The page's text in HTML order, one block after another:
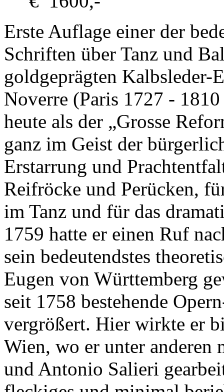
Erste Auflage einer der
Schriften über Tanz und
goldgeprägten Kalbsleder-
Noverre (Paris 1727 -
heute als der „Grosse
ganz im Geist der
Erstarrung und
Reifröcke und Perücken,
im Tanz und für das
1759 hatte er einen Ruf
sein bedeutendstes
Eugen von Württemberg
seit 1758 bestehende
vergrößert. Hier wirkte er
Wien, wo er unter
und Antonio Salieri